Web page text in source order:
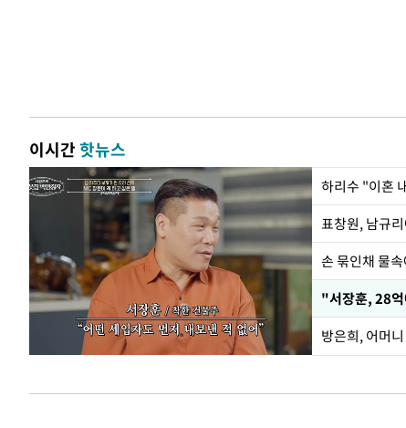
이시간핫뉴스
하리수 "이혼
손 묶인채 물
"서장훈, 28
방은희, 어머